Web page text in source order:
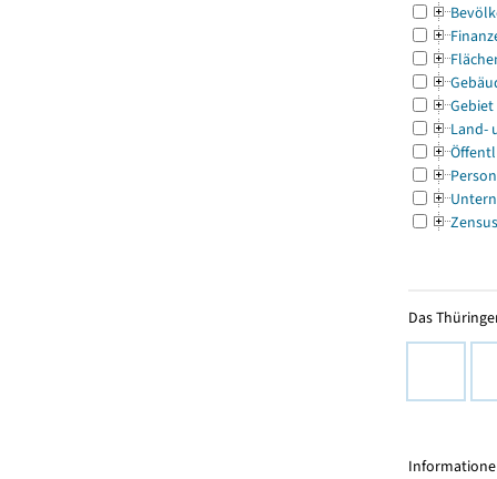
Gebiet
Land-
Zensus
Das